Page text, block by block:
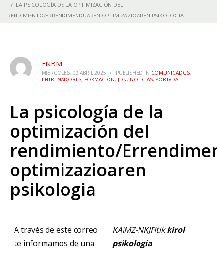
LA PSICOLOGÍA DE LA OPTIMIZACIÓN DEL
RENDIMIENTO/ERRENDIMENDUAREN OPTIMIZAZIOAREN PSIKOLOGIA
FNBM
MIÉRCOLES, 02 ABRIL 2025 / PUBLISHED IN COMUNICADOS,
ENTRENADORES, FORMACIÓN, JDN, NOTICIAS, PORTADA
La psicología de la
optimización del
rendimiento/
optimizazioaren
psikologia
A través de este correo
te informamos de una
KAIMZ-NKJFItikkirol
psikologia